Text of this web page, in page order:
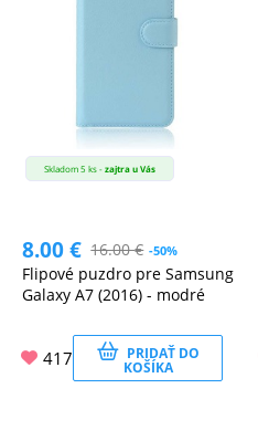
Skladom 5 ks -zajtra u Vás
8.00€ 16.00€ -50%
Flipové puzdro pre Samsung
Galaxy A7 (2016) - modré
417 PRIDAŤ DO
KOŠÍKA